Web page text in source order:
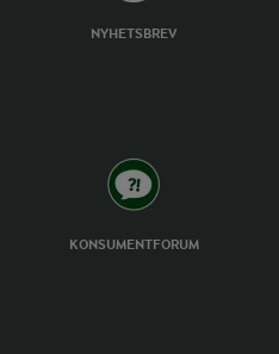
NYHETSBREV
KONSUMENTFORUM